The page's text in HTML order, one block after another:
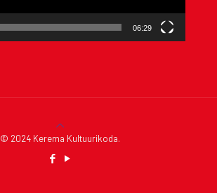
06:29
© 2024 Kerema Kultuurikoda.